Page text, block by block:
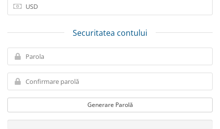
Securitatea contului
Generare Parolă